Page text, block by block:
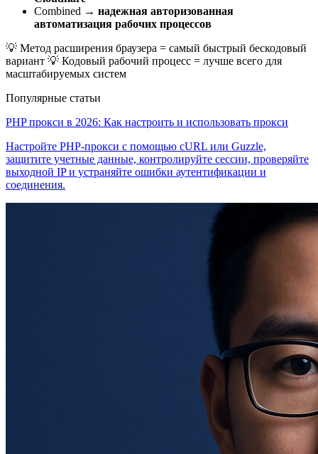
Combined → надежная авторизованная
автоматизация рабочих процессов
💡 Метод расширения браузера = самый быстрый бескодовый
вариант 💡 Кодовый рабочий процесс = лучше всего для
масштабируемых систем
Популярные статьи
PHP прокси в 2026: Как настроить и использовать прокси
Настройте PHP-прокси с помощью cURL или Guzzle,
защитите учетные данные, контролируйте сессии, проверяйте
выходной IP и устраняйте ошибки аутентификации и
соединения.